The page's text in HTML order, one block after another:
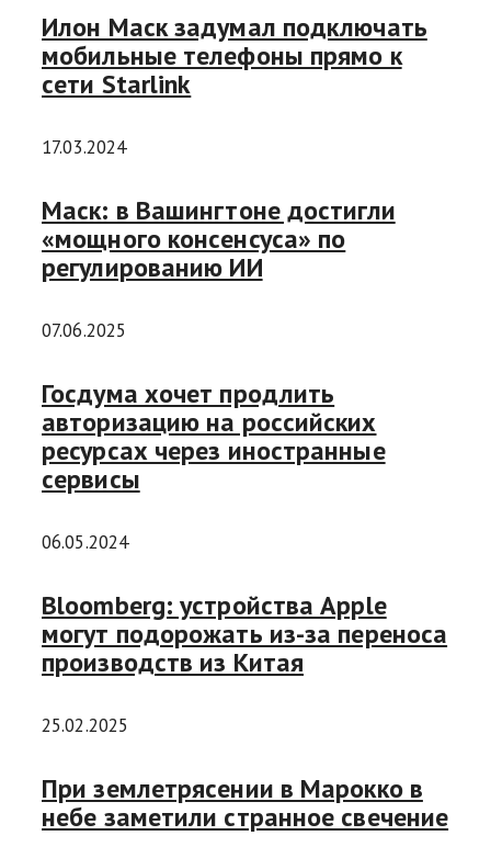
Илон Маск задумал подключать
мобильные телефоны прямо к
сети Starlink
17.03.2024
Маск: в Вашингтоне достигли
«мощного консенсуса» по
регулированию ИИ
07.06.2025
Госдума хочет продлить
авторизацию на российских
ресурсах через иностранные
сервисы
06.05.2024
Bloomberg: устройства Apple
могут подорожать из-за переноса
производств из Китая
25.02.2025
При землетрясении в Марокко в
небе заметили странное свечение